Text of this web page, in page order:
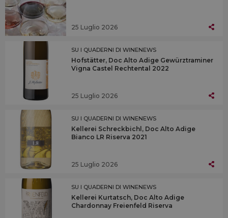
25 Luglio 2026
SU I QUADERNI DI WINENEWS
Hofstätter, Doc Alto Adige Gewürztraminer
Vigna Castel Rechtental 2022
25 Luglio 2026
SU I QUADERNI DI WINENEWS
Kellerei Schreckbichl, Doc Alto Adige
Bianco LR Riserva 2021
25 Luglio 2026
SU I QUADERNI DI WINENEWS
Kellerei Kurtatsch, Doc Alto Adige
Chardonnay Freienfeld Riserva